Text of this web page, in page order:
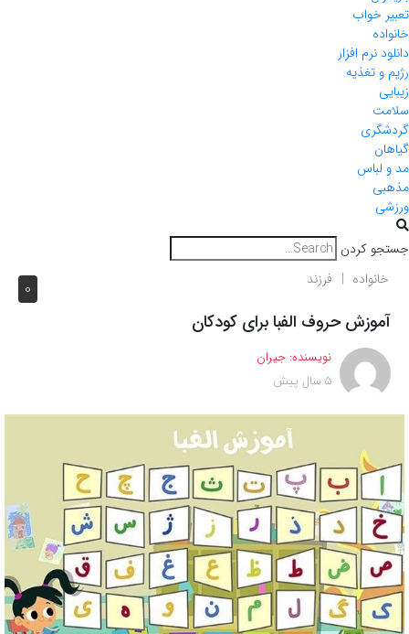
تعبیر خواب
خانواده
دانلود نرم افزار
رژیم و تغذیه
زیبایی
سلامت
گردشگری
گیاهان
مد و لباس
مذهبی
ورزشی
جستجو کردن
0 خانواده فرزند
آموزش حروف الفبا برای کودکان
نویسنده: جیران
5 سال پیش